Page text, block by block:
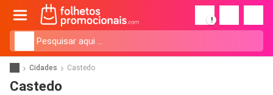
!
Cidades Castedo
Castedo